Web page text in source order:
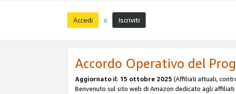
Accedi o Iscriviti
Accordo Operativo del
Aggiornato il: 15 ottobre 2025 (Affiliati attuali,
Benvenuto sul sito web di Amazon dedicato agli affiliati